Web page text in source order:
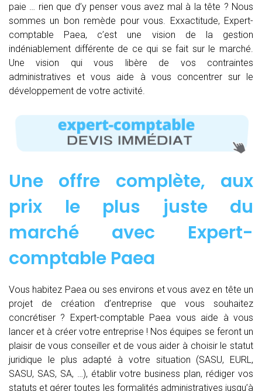
paie … rien que d’y penser vous avez mal à la tête ? Nous
sommes un bon remède pour vous. Exxactitude, Expert-
comptable Paea, c’est une vision de la gestion
indéniablement différente de ce qui se fait sur le marché.
Une vision qui vous libère de vos contraintes
administratives et vous aide à vous concentrer sur le
développement de votre activité.
Une offre complète, aux
prix le plus juste du
marché avec Expert-
comptable Paea
Vous habitez Paea ou ses environs et vous avez en tête un
projet de création d’entreprise que vous souhaitez
concrétiser ? Expert-comptable Paea vous aide à vous
lancer et à créer votre entreprise ! Nos équipes se feront un
plaisir de vous conseiller et de vous aider à choisir le statut
juridique le plus adapté à votre situation (SASU, EURL,
SASU, SAS, SA, …), établir votre business plan, rédiger vos
statuts et gérer toutes les formalités administratives jusqu’à